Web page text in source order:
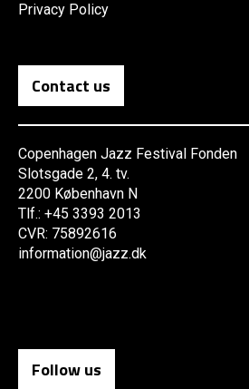
Privacy Policy
Contact us
Copenhagen Jazz Festival Fonden
Slotsgade 2, 4. tv.
2200 København N
Tlf.: +45 3393 2013
CVR: 75892616
information@jazz.dk
Follow us